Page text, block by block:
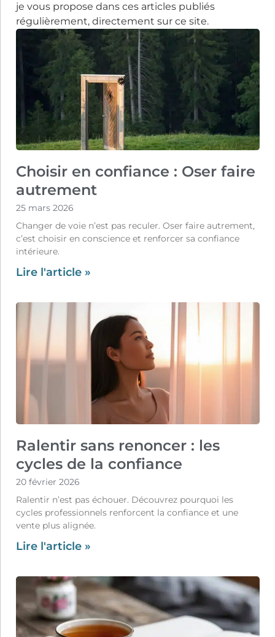
je vous propose dans ces articles publiés
régulièrement, directement sur ce site.
Choisir en confiance : Oser faire
autrement
25 mars 2026
Changer de voie n’est pas reculer. Oser faire autrement,
c’est choisir en conscience et renforcer sa confiance
intérieure.
Lire l'article »
Ralentir sans renoncer : les
cycles de la confiance
20 février 2026
Ralentir n’est pas échouer. Découvrez pourquoi les
cycles professionnels renforcent la confiance et une
vente plus alignée.
Lire l'article »